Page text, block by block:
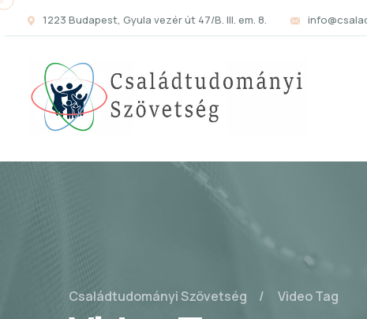
1223 Budapest, Gyula vezér út 47/B. III. em. 8.
Családtudományi Szövetség Video Tag